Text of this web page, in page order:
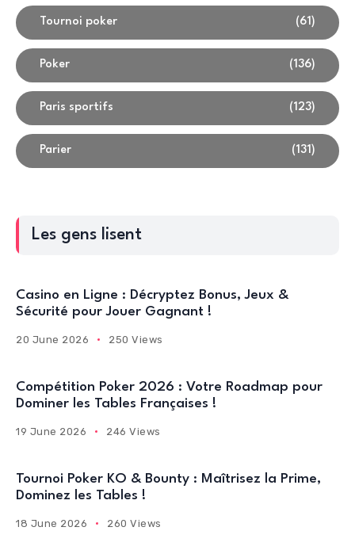
Tournoi poker (61)
Poker (136)
Paris sportifs (123)
Parier (131)
Les gens lisent
Casino en Ligne : Décryptez Bonus, Jeux &
Sécurité pour Jouer Gagnant !
20 June 2026 250 Views
Compétition Poker 2026 : Votre Roadmap pour
Dominer les Tables Françaises !
19 June 2026 246 Views
Tournoi Poker KO & Bounty : Maîtrisez la Prime,
Dominez les Tables !
18 June 2026 260 Views